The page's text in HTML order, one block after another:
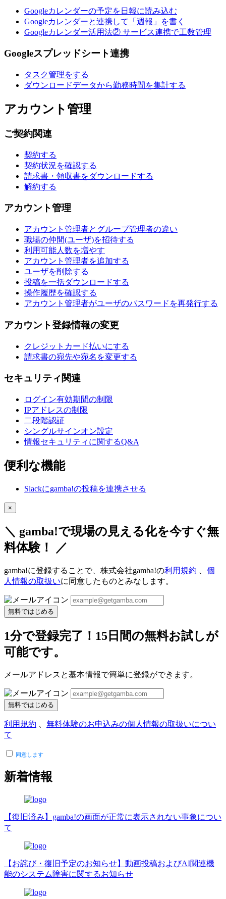
Googleカレンダーの予定を日報に読み込む
Googleカレンダーと連携して「週報」を書く
Googleカレンダー活用法② サービス連携で工数管理
Googleスプレッドシート連携
タスク管理をする
ダウンロードデータから勤務時間を集計する
アカウント管理
ご契約関連
契約する
契約状況を確認する
請求書・領収書をダウンロードする
解約する
アカウント管理
アカウント管理者とグループ管理者の違い
職場の仲間(ユーザ)を招待する
利用可能人数を増やす
アカウント管理者を追加する
ユーザを削除する
投稿を一括ダウンロードする
操作履歴を確認する
アカウント管理者がユーザのパスワードを再発行する
アカウント登録情報の変更
クレジットカード払いにする
請求書の宛先や宛名を変更する
セキュリティ関連
ログイン有効期間の制限
IPアドレスの制限
二段階認証
シングルサインオン設定
情報セキュリティに関するQ&A
便利な機能
Slackにgamba!の投稿を連携させる
×
＼ gamba!で現場の見える化を今すぐ無
料体験！ ／
gamba!に登録することで、株式会社gamba!の利用規約
個
人情報の取扱いに同意したものとみなします。
無料ではじめる
1分で登録完了！15日間の無料お試しが
可能です。
メールアドレスと基本情報で簡単に登録ができます。
無料ではじめる
利用規約 、 無料体験のお申込みの個人情報の取扱いについ
て
同意します
新着情報
【復旧済み】gamba!の画面が正常に表示されない事象につい
て
【お詫び・復旧予定のお知らせ】動画投稿およびAI関連機
能のシステム障害に関するお知らせ